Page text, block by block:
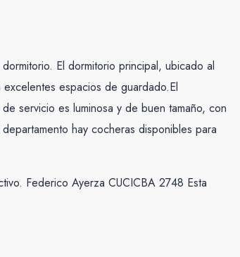
El dormitorio principal, ubicado al
espacios de guardado.El
servicio es luminosa y de buen tamaño, con
hay cocheras disponibles para
Federico Ayerza CUCICBA 2748 Esta